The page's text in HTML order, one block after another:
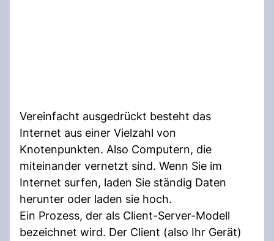
Vereinfacht ausgedrückt besteht das
Internet aus einer Vielzahl von
Knotenpunkten. Also Computern, die
miteinander vernetzt sind. Wenn Sie im
Internet surfen, laden Sie ständig Daten
herunter oder laden sie hoch.
Ein Prozess, der als Client-Server-Modell
bezeichnet wird. Der Client (also Ihr Gerät)